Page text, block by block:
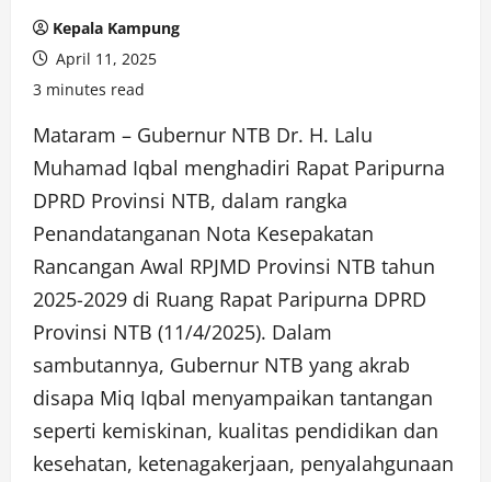
Kepala Kampung
April 11, 2025
3 minutes read
Mataram – Gubernur NTB Dr. H. Lalu
Muhamad Iqbal menghadiri Rapat Paripurna
DPRD Provinsi NTB, dalam rangka
Penandatanganan Nota Kesepakatan
Rancangan Awal RPJMD Provinsi NTB tahun
2025-2029 di Ruang Rapat Paripurna DPRD
Provinsi NTB (11/4/2025). Dalam
sambutannya, Gubernur NTB yang akrab
disapa Miq Iqbal menyampaikan tantangan
seperti kemiskinan, kualitas pendidikan dan
kesehatan, ketenagakerjaan, penyalahgunaan